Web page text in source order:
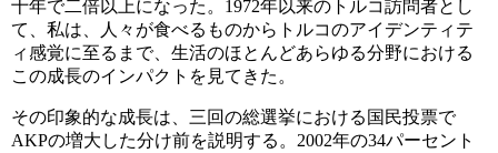
十年で二倍以上になった。1972年以来のトルコ訪問者とし
て、私は、人々が食べるものからトルコのアイデンティテ
ィ感覚に至るまで、生活のほとんどあらゆる分野における
この成長のインパクトを見てきた。
その印象的な成長は、三回の総選挙における国民投票で
AKPの増大した分け前を説明する。2002年の34パーセント